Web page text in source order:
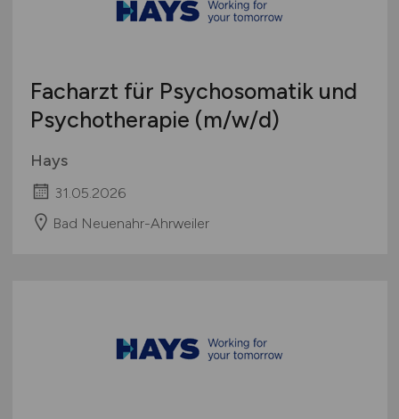
Facharzt für Psychosomatik und
Psychotherapie (m/w/d)
Hays
31.05.2026
Bad Neuenahr-Ahrweiler